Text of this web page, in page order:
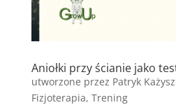
Aniołki przy ścianie jako
utworzone przez Patryk
Fizjoterapia, Trening